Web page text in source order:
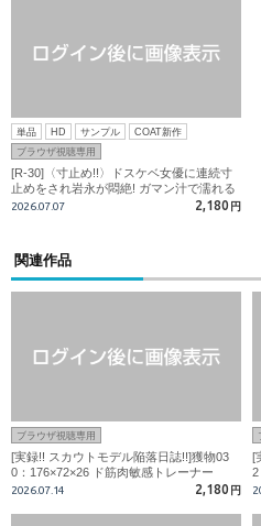
単品 HD サンプル
COAT新作
ブラウザ視聴専用
[R-30]〈寸止め!!〉ドスケベ女優に連続寸
止めをされ岩永が悶絶! ガマン汁で濡れる
巨根!
2026.07.07 2,180 円
関連作品
ブラウザ視聴専用
[実録!! スカウトモデル陥落日誌!!]獲物03
0：176×72×26 ド筋肉敏感トレーナー
2026.07.14 2,180 円
[
2